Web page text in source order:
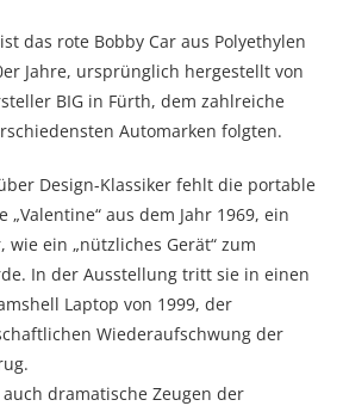
das rote Bobby Car aus Polyethylen
Jahre, ursprünglich hergestellt von
BIG in Fürth, dem zahlreiche
Automarken folgten.
Design-Klassiker fehlt die portable
„Valentine“ aus dem Jahr 1969, ein
ein „nützliches Gerät“ zum
In der Ausstellung tritt sie in einen
Laptop von 1999, der
Wiederaufschwung der
dramatische Zeugen der